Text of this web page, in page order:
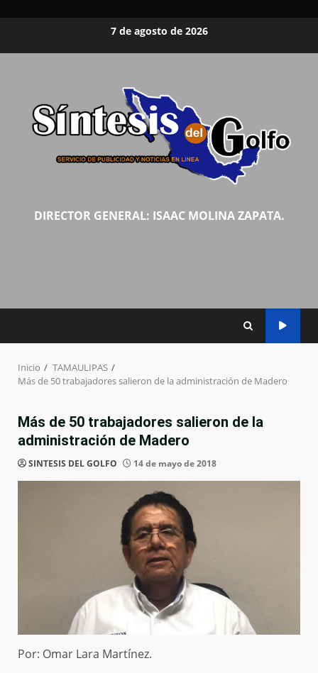
7 de agosto de 2026
DIRECTOR GENERAL: ISAAC MOLINA ZAPATA.
Inicio
TAMAULIPAS
Más de 50 trabajadores salieron de la administración de Madero
Más de 50 trabajadores salieron de la
administración de Madero
SINTESIS DEL GOLFO 14 de mayo de 2018
Por: Omar Lara Martínez.